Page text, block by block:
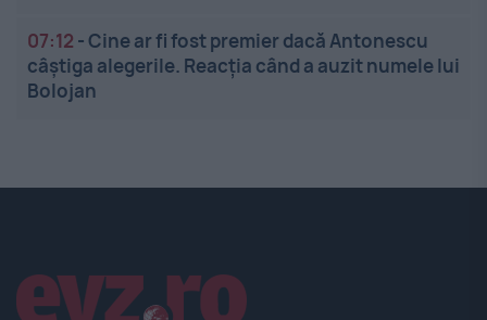
07:12 -Cine ar fi fost premier dacă Antonescu
câștiga alegerile. Reacția când a auzit numele lui
Bolojan
Linkuri utile